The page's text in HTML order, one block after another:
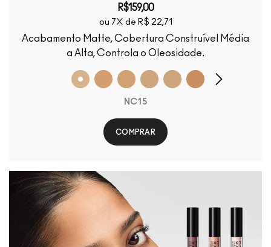
R$159,00
ou 7X de R$ 22,71
Acabamento Matte, Cobertura Construível Média
a Alta, Controla o Oleosidade.
NC15
COMPRAR